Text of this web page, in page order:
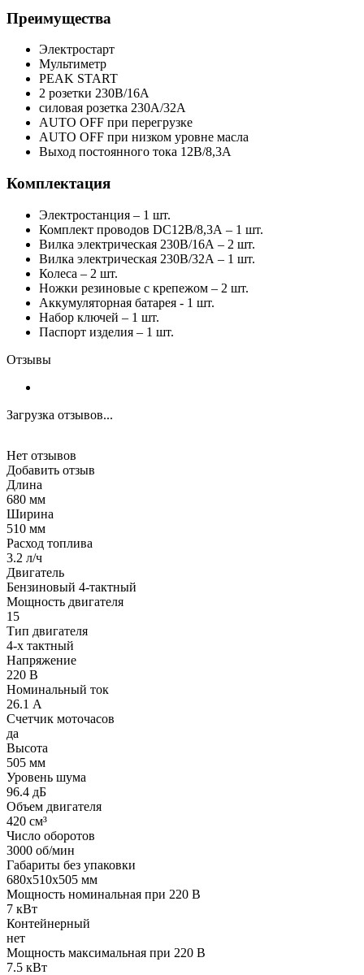
Преимущества
Электростарт
Мультиметр
PEAK START
2 розетки 230В/16А
силовая розетка 230А/32А
AUTO OFF при перегрузке
AUTO OFF при низком уровне масла
Выход постоянного тока 12В/8,3А
Комплектация
Электростанция – 1 шт.
Комплект проводов DC12В/8,3А – 1 шт.
Вилка электрическая 230В/16А – 2 шт.
Вилка электрическая 230В/32А – 1 шт.
Колеса – 2 шт.
Ножки резиновые с крепежом – 2 шт.
Аккумуляторная батарея - 1 шт.
Набор ключей – 1 шт.
Паспорт изделия – 1 шт.
Отзывы
Загрузка отзывов...
Нет отзывов
Добавить отзыв
Длина
680 мм
Ширина
510 мм
Расход топлива
3.2 л/ч
Двигатель
Бензиновый 4-тактный
Мощность двигателя
15
Тип двигателя
4-х тактный
Напряжение
220 В
Номинальный ток
26.1 А
Счетчик моточасов
да
Высота
505 мм
Уровень шума
96.4 дБ
Объем двигателя
420 см³
Число оборотов
3000 об/мин
Габариты без упаковки
680x510x505 мм
Мощность номинальная при 220 В
7 кВт
Контейнерный
нет
Мощность максимальная при 220 В
7.5 кВт